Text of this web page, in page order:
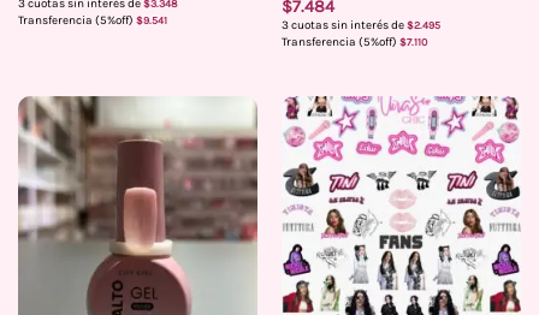
3 cuotas sin interés de $3.348
Transferencia (5%off) $9.541
$7.484
3 cuotas sin interés de $2.495
Transferencia (5%off) $7.110